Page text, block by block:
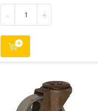
- +